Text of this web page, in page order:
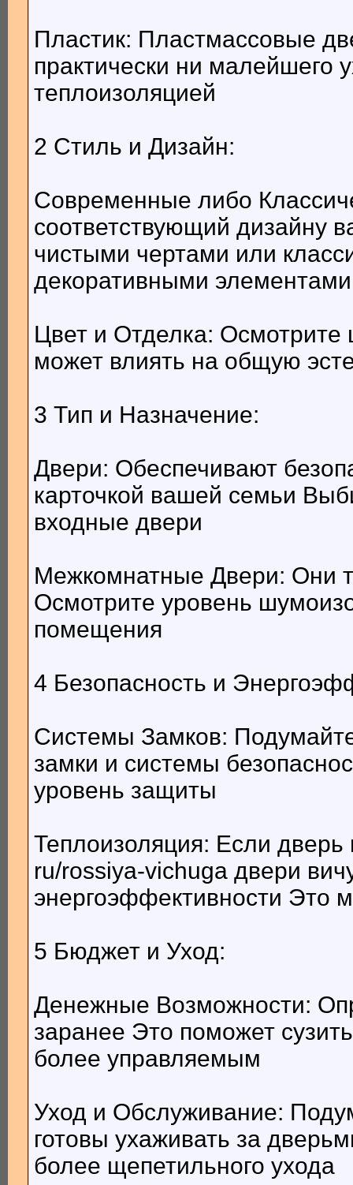
Пластик: Пластмассовые
практически ни малейшего
теплоизоляцией
2 Стиль и Дизайн:
Современные либо
соответствующий дизайну
чистыми чертами или
декоративными элементами
Цвет и Отделка: Осмотрите
может влиять на общую
3 Тип и Назначение:
Двери: Обеспечивают
карточкой вашей семьи
входные двери
Межкомнатные Двери: Они
Осмотрите уровень
помещения
4 Безопасность и
Системы Замков:
замки и системы
уровень защиты
Теплоизоляция: Если
ru/rossiya-vichuga двери
энергоэффективности Это
5 Бюджет и Уход:
Денежные Возможности:
заранее Это поможет
более управляемым
Уход и Обслуживание:
готовы ухаживать за
более щепетильного ухода